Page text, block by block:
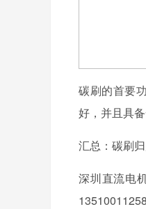
碳刷的首要
好，并且具
汇总：碳刷
深圳直流电
13510011258